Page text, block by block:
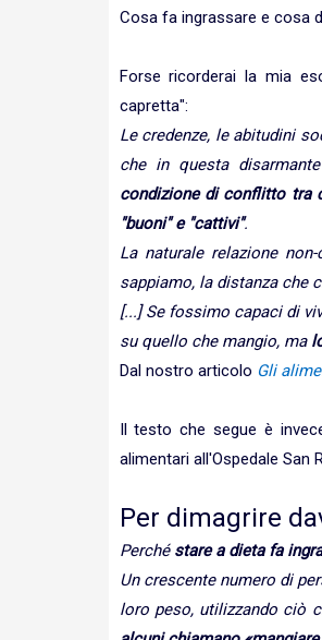
Cosa fa ingrassare e cosa
Forse ricorderai la mia
capretta":
Le credenze, le abitudini
che in questa
condizione di conflitto tra
"buoni" e "cattivi".
La naturale relazione
sappiamo, la distanza che
[...] Se fossimo capaci di
su quello che mangio, ma
Dal nostro articolo Gli
Il testo che segue è
alimentari all'Ospedale San
Per dimagrire
Perché stare a dieta fa
Un crescente numero di
loro peso, utilizzando ciò